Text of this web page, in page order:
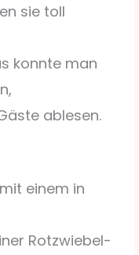
sie toll
konnte man
ablesen.
einem in
Rotzwiebel-